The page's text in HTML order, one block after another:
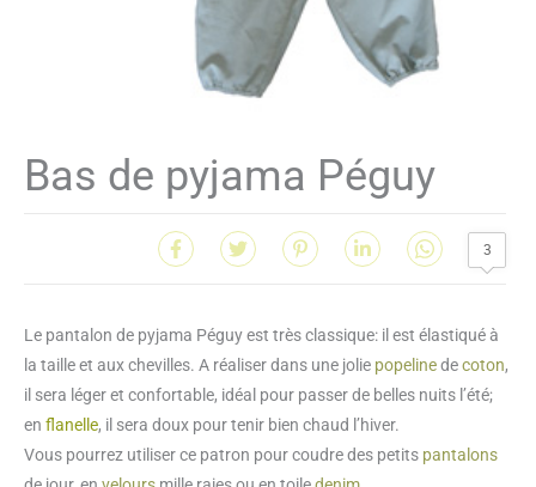
Bas de pyjama Péguy
3
Le pantalon de pyjama Péguy est très classique: il est élastiqué à
la taille et aux chevilles. A réaliser dans une jolie popelinedecoton,
il sera léger et confortable, idéal pour passer de belles nuits l’été;
en flanelle, il sera doux pour tenir bien chaud l’hiver.
Vous pourrez utiliser ce patron pour coudre des petits pantalons